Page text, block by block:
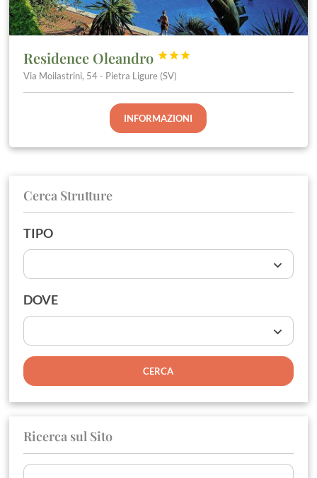
Residence Oleandro 


Via Moilastrini, 54 - Pietra Ligure (SV)
INFORMAZIONI
Cerca Strutture
TIPO
DOVE
Ricerca sul Sito
Ricerca